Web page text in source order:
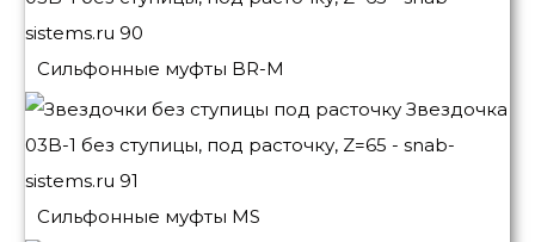
Сильфонные муфты BR-M
Сильфонные муфты MS